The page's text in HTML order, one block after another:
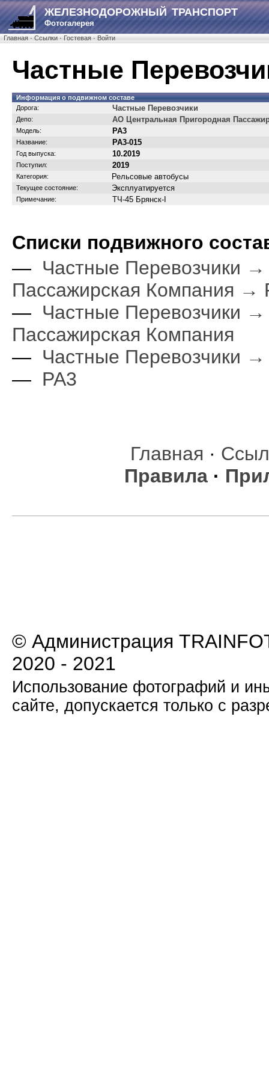
ЖЕЛЕЗНОДОРОЖНЫЙ ТРАНСПОРТ
Фотогалерея
Главная·Ссылки·Гостевая·Войти
Частные
Информация о подвижном составе
Дорога:
Частные Перевозчики
Депо: АО Центральная Пригородная
Модель: РА3
Название: РА3-015
Год выпуска: 10.2019
Поступил: 2019
Категория: Рельсовые автобусы
Текущее состояние: Эксплуатируется
Примечание: ТЧ-45 Брянск-I
Cписки подвижного
— Частные Перевозчики
Пассажирская Компания →
— Частные Перевозчики
Пассажирская Компания
— Частные Перевозчики
— РА3
Главная ·
Правила ·
© Администрация
2020 - 2021
Использование фотографий и
сайте, допускается только с